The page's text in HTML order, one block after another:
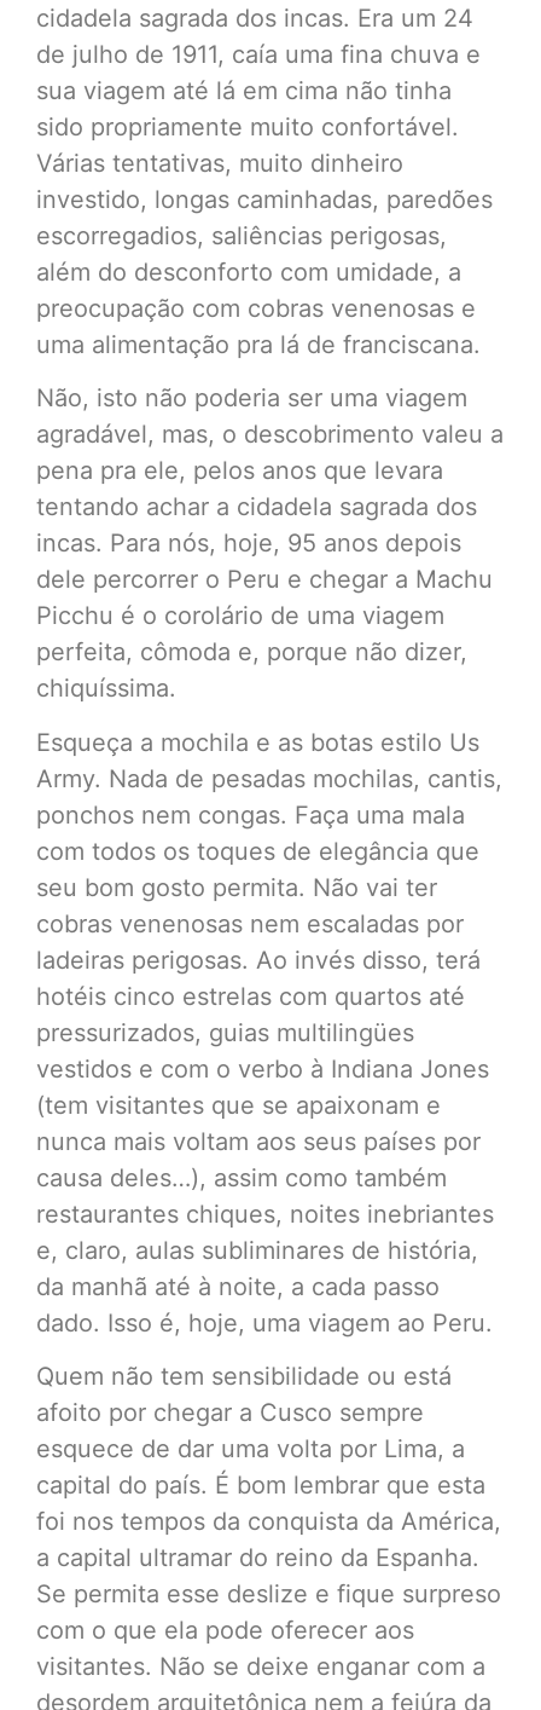
cidadela sagrada dos incas. Era um 24
de julho de 1911, caía uma fina chuva e
sua viagem até lá em cima não tinha
sido propriamente muito confortável.
Várias tentativas, muito dinheiro
investido, longas caminhadas, paredões
escorregadios, saliências perigosas,
além do desconforto com umidade, a
preocupação com cobras venenosas e
uma alimentação pra lá de franciscana.
Não, isto não poderia ser uma viagem
agradável, mas, o descobrimento valeu a
pena pra ele, pelos anos que levara
tentando achar a cidadela sagrada dos
incas. Para nós, hoje, 95 anos depois
dele percorrer o Peru e chegar a Machu
Picchu é o corolário de uma viagem
perfeita, cômoda e, porque não dizer,
chiquíssima.
Esqueça a mochila e as botas estilo Us
Army. Nada de pesadas mochilas, cantis,
ponchos nem congas. Faça uma mala
com todos os toques de elegância que
seu bom gosto permita. Não vai ter
cobras venenosas nem escaladas por
ladeiras perigosas. Ao invés disso, terá
hotéis cinco estrelas com quartos até
pressurizados, guias multilingües
vestidos e com o verbo à Indiana Jones
(tem visitantes que se apaixonam e
nunca mais voltam aos seus países por
causa deles…), assim como também
restaurantes chiques, noites inebriantes
e, claro, aulas subliminares de história,
da manhã até à noite, a cada passo
dado. Isso é, hoje, uma viagem ao Peru.
Quem não tem sensibilidade ou está
afoito por chegar a Cusco sempre
esquece de dar uma volta por Lima, a
capital do país. É bom lembrar que esta
foi nos tempos da conquista da América,
a capital ultramar do reino da Espanha.
Se permita esse deslize e fique surpreso
com o que ela pode oferecer aos
visitantes. Não se deixe enganar com a
desordem arquitetônica nem a feiúra da